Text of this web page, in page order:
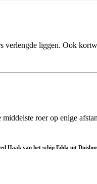
verlengde liggen. Ook
roer op enige
Haak van het schip Edda uit